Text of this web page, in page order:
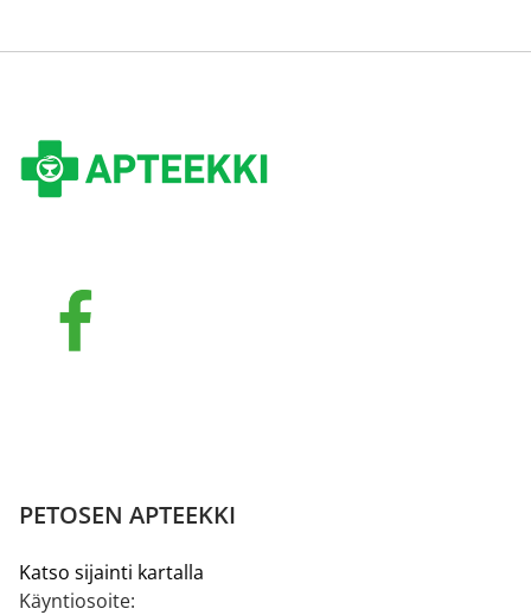
PETOSEN APTEEKKI
Katso sijainti kartalla
Käyntiosoite: